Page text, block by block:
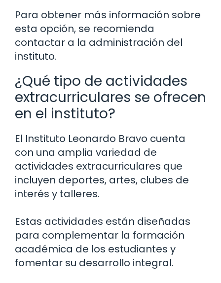
Para obtener más información sobre
esta opción, se recomienda
contactar a la administración del
instituto.
¿Qué tipo de actividades
extracurriculares se ofrecen
en el instituto?
El Instituto Leonardo Bravo cuenta
con una amplia variedad de
actividades extracurriculares que
incluyen deportes, artes, clubes de
interés y talleres.
Estas actividades están diseñadas
para complementar la formación
académica de los estudiantes y
fomentar su desarrollo integral.